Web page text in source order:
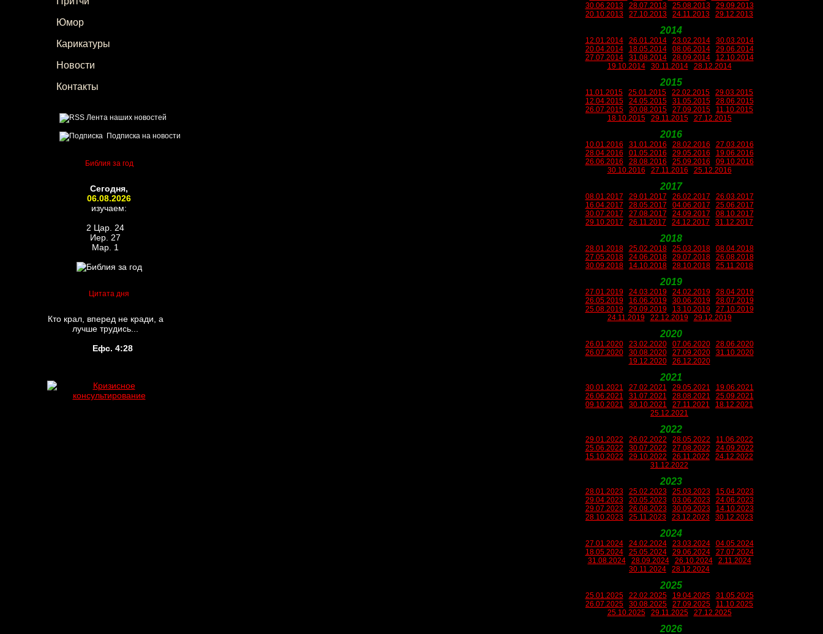
Юмор
Карикатуры
Новости
Контакты
Лента наших новостей
Подписка на новости
Библия за год
Сегодня,
06.08.2026
изучаем:
2 Цар. 24
Иер. 27
Мар. 1
Цитата дня
Кто крал, вперед не кради, а
лучше трудись...
Ефс. 4:28
30.06.2013
28.07.2013 25.08.2013
29.09.2013
20.10.2013
27.10.2013 24.11.2013 29.12.2013
2014
12.01.2014 26.01.2014 23.02.2014
30.03.2014
20.04.2014
18.05.2014 08.06.2014
29.06.2014
27.07.2014
31.08.2014 28.09.2014
12.10.2014
19.10.2014
30.11.2014 28.12.2014
2015
11.01.2015 25.01.2015 22.02.2015
29.03.2015
12.04.2015
24.05.2015 31.05.2015
28.06.2015
26.07.2015
30.08.2015 27.09.2015
11.10.2015
18.10.2015
29.11.2015 27.12.2015
2016
10.01.2016 31.01.2016 28.02.2016
27.03.2016
28.04.2016
01.05.2016 29.05.2016
19.06.2016
26.06.2016
28.08.2016 25.09.2016
09.10.2016
30.10.2016
27.11.2016 25.12.2016
2017
08.01.2017 29.01.2017 26.02.2017
26.03.2017
16.04.2017
28.05.2017 04.06.2017
25.06.2017
30.07.2017
27.08.2017 24.09.2017
08.10.2017
29.10.2017
26.11.2017 24.12.2017 31.12.2017
2018
28.01.2018 25.02.2018 25.03.2018
08.04.2018
27.05.2018
24.06.2018 29.07.2018
26.08.2018
30.09.2018
14.10.2018 28.10.2018 25.11.2018
2019
27.01.2019 24.03.2019 24.02.2019
28.04.2019
26.05.2019
16.06.2019 30.06.2019
28.07.2019
25.08.2019
29.09.2019 13.10.2019
27.10.2019
24.11.2019
22.12.2019 29.12.2019
2020
26.01.2020 23.02.2020 07.06.2020
28.06.2020
26.07.2020
30.08.2020 27.09.2020
31.10.2020
19.12.2020
26.12.2020
2021
30.01.2021 27.02.2021 29.05.2021
19.06.2021
26.06.2021
31.07.2021 28.08.2021
25.09.2021
09.10.2021
30.10.2021 27.11.2021
18.12.2021
25.12.2021
2022
29.01.2022 26.02.2022 28.05.2022
11.06.2022
25.06.2022
30.07.2022 27.08.2022
24.09.2022
15.10.2022
29.10.2022 26.11.2022
24.12.2022
31.12.2022
2023
28.01.2023 25.02.2023 25.03.2023
15.04.2023
29.04.2023
20.05.2023 03.06.2023
24.06.2023
29.07.2023
26.08.2023 30.09.2023
14.10.2023
28.10.2023
25.11.2023 23.12.2023 30.12.2023
2024
27.01.2024 24.02.2024 23.03.2024
04.05.2024
18.05.2024
25.05.2024 29.06.2024
27.07.2024
31.08.2024
28.09.2024 26.10.2024
2.11.2024
30.11.2024
28.12.2024
2025
25.01.2025 22.02.2025 19.04.2025
31.05.2025
26.07.2025
30.08.2025 27.09.2025
11.10.2025
25.10.2025
29.11.2025 27.12.2025
2026